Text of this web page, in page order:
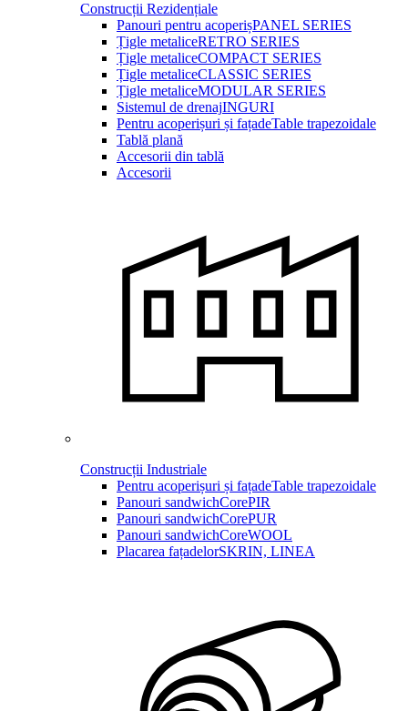
Construcții Rezidențiale
Panouri pentru acoperișPANEL SERIES
Țigle metaliceRETRO SERIES
Țigle metaliceCOMPACT SERIES
Țigle metaliceCLASSIC SERIES
Țigle metaliceMODULAR SERIES
Sistemul de drenajINGURI
Pentru acoperișuri și fațadeTable trapezoidale
Tablă plană
Accesorii din tablă
Accesorii
Construcții Industriale
Pentru acoperișuri și fațadeTable trapezoidale
Panouri sandwichCorePIR
Panouri sandwichCorePUR
Panouri sandwichCoreWOOL
Placarea fațadelorSKRIN, LINEA